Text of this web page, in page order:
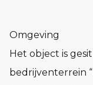
Omgeving
Het object is
bedrijventerrein